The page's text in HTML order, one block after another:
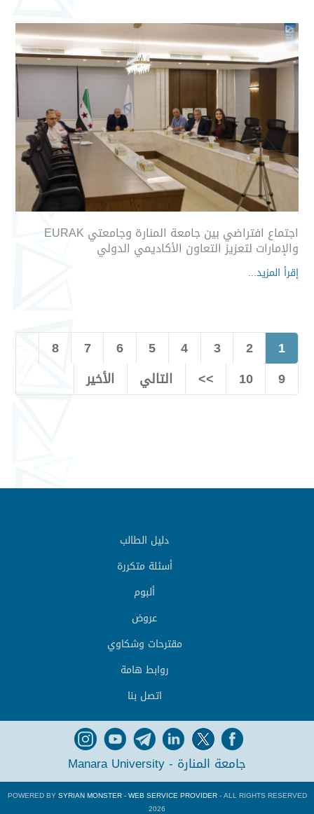
اجتماع افتراضي بين جامعة المنارة وجامعتي EURAK
والإمارات لتعزيز التعاون الأكاديمي الدولي
إقرأ المزيد...
1
2
3
4
5
6
7
8
9
10
>> التالي الأخير
دليل الطالب
أسئلة متكررة
ألبوم
عروض
مقترحات وشكاوي
روابط هامة
اتصل بنا
جامعة المنارة - Manara University
POWERED BYSYRIAN MONSTER - WEB SERVICE PROVIDER- ALL RIGHTS RESERVED
2026